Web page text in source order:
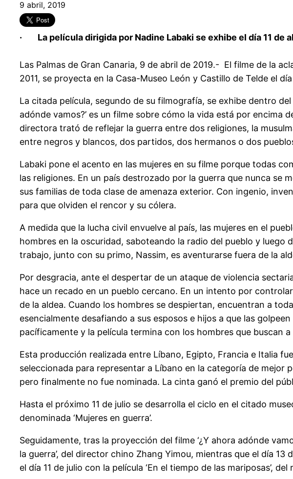
9 abril, 2019
· La película dirigida por Nadine Labaki se exhibe el día 11 de
Las Palmas de Gran Canaria, 9 de abril de 2019.- El filme de la
2011, se proyecta en la Casa-Museo León y Castillo de Telde el
La citada película, segundo de su filmografía, se exhibe dentro
adónde vamos?’ es un filme sobre cómo la vida está por
directora trató de reflejar la guerra entre dos religiones, la
entre negros y blancos, dos partidos, dos hermanos o dos
Labaki pone el acento en las mujeres en su filme porque todas
las religiones. En un país destrozado por la guerra que nunca se
sus familias de toda clase de amenaza exterior. Con ingenio,
para que olviden el rencor y su cólera.
A medida que la lucha civil envuelve al país, las mujeres en el
hombres en la oscuridad, saboteando la radio del pueblo y
trabajo, junto con su primo, Nassim, es aventurarse fuera de la
Por desgracia, ante el despertar de un ataque de violencia
hace un recado en un pueblo cercano. En un intento por
de la aldea. Cuando los hombres se despiertan, encuentran a
esencialmente desafiando a sus esposos e hijos a que las
pacíficamente y la película termina con los hombres que buscan
Esta producción realizada entre Líbano, Egipto, Francia e Italia
seleccionada para representar a Líbano en la categoría de mejor
pero finalmente no fue nominada. La cinta ganó el premio del
Hasta el próximo 11 de julio se desarrolla el ciclo en el citado
denominada ‘Mujeres en guerra’.
Seguidamente, tras la proyección del filme ‘¿Y ahora adónde
la guerra’, del director chino Zhang Yimou, mientras que el día 13
el día 11 de julio con la película ‘En el tiempo de las mariposas’,